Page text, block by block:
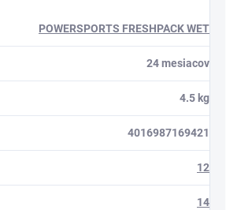
POWERSPORTS FRESHPACK WET
24 mesiacov
4.5 kg
4016987169421
12
14